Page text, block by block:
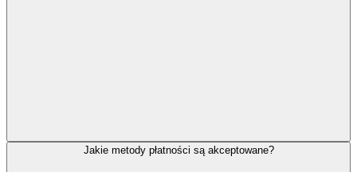
Jakie metody płatności są akceptowane?